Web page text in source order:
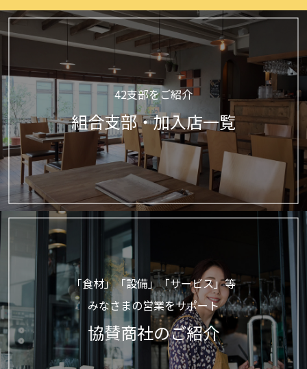
42支部をご紹介
組合支部・加入店一覧
「食材」「設備」「サービス」等
みなさまの営業をサポート
協賛商社のご紹介